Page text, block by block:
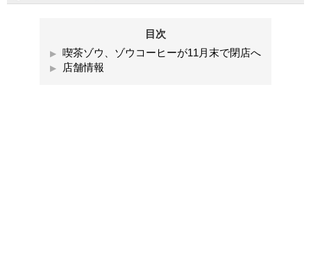
目次
喫茶ゾウ、ゾウコーヒーが11月末で閉店へ
店舗情報